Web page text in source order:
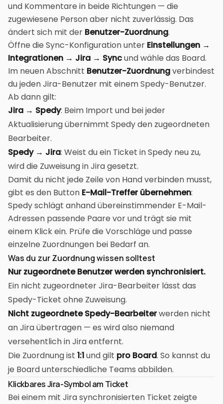
und Kommentare in beide Richtungen — die
zugewiesene Person aber nicht zuverlässig. Das
ändert sich mit der Benutzer-Zuordnung.
Öffne die Sync-Konfiguration unter Einstellungen →
Integrationen → Jira → Syncund wähle das Board.
Im neuen Abschnitt Benutzer-Zuordnungverbindest
du jeden Jira-Benutzer mit einem Spedy-Benutzer.
Ab dann gilt:
Jira → Spedy: Beim Import und bei jeder
Aktualisierung übernimmt Spedy den zugeordneten
Bearbeiter.
Spedy → Jira: Weist du ein Ticket in Spedy neu zu,
wird die Zuweisung in Jira gesetzt.
Damit du nicht jede Zeile von Hand verbinden musst,
gibt es den Button E-Mail-Treffer übernehmen:
Spedy schlägt anhand übereinstimmender E-Mail-
Adressen passende Paare vor und trägt sie mit
einem Klick ein. Prüfe die Vorschläge und passe
einzelne Zuordnungen bei Bedarf an.
Was du zur Zuordnung wissen solltest
Nur zugeordnete Benutzer werden synchronisiert.
Ein nicht zugeordneter Jira-Bearbeiter lässt das
Spedy-Ticket ohne Zuweisung.
Nicht zugeordnete Spedy-Bearbeiterwerden nicht
an Jira übertragen — es wird also niemand
versehentlich in Jira entfernt.
Die Zuordnung ist 1:1und gilt pro Board. So kannst du
je Board unterschiedliche Teams abbilden.
Klickbares Jira-Symbol am Ticket
Bei einem mit Jira synchronisierten Ticket zeigte